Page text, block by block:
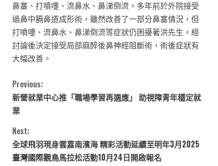
鼻塞、打噴嚏、流鼻水、鼻涕倒流。多年前於外院接受
過鼻中膈鼻道成形術，雖然改善了一部分鼻塞情況，但
打噴嚏、流鼻水、鼻涕倒流等症狀仍困擾著洪先生。經
討論後決定接受局部麻醉後鼻神經阻斷術，術後症狀有
大幅改善。
C
o
n
t
Previous:
新營就業中心推「職場學習再適應」 助視障青年穩定就
業
Next:
全球飛羽現身雲嘉南濱海 精彩活動延續至明年3月2025
臺灣國際觀鳥馬拉松活動10月24日開啟報名